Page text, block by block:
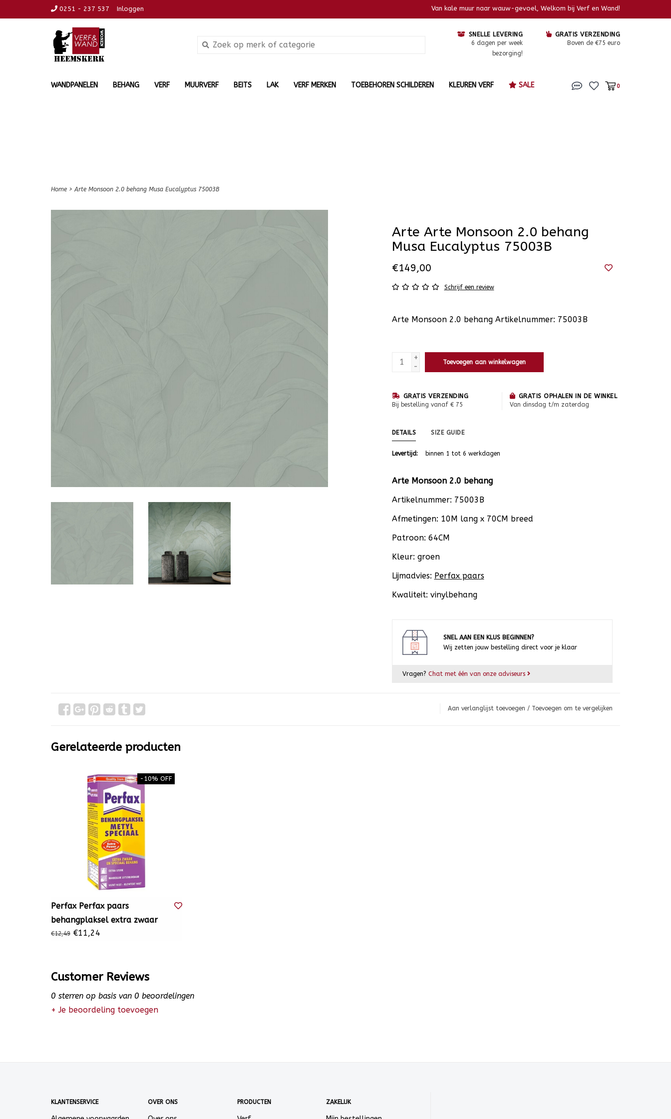
0251 - 237 537 Inloggen Van kale muur naar wauw-gevoel, Welkom bij Verf en Wand!
SNELLE LEVERING
6 dagen per week
bezorging!
GRATIS VERZENDING
Boven de €75 euro
WANDPANELEN BEHANG VERF MUURVERF BEITS LAK VERF MERKEN TOEBEHOREN SCHILDEREN KLEUREN VERF SALE 0
Home > Arte Monsoon 2.0 behang Musa Eucalyptus 75003B
Arte Arte Monsoon 2.0 behang
Musa Eucalyptus 75003B
€149,00
Schrijf een review
Arte Monsoon 2.0 behang Artikelnummer: 75003B
+
-
Toevoegen aan winkelwagen
GRATIS VERZENDING
Bij bestelling vanaf € 75
GRATIS OPHALEN IN DE WINKEL
Van dinsdag t/m zaterdag
DETAILS SIZE GUIDE
Levertijd: binnen 1 tot 6 werkdagen
Arte Monsoon 2.0 behang
Artikelnummer: 75003B
Afmetingen: 10M lang x 70CM breed
Patroon: 64CM
Kleur: groen
Lijmadvies: Perfax paars
Kwaliteit: vinylbehang
SNEL AAN EEN KLUS BEGINNEN?
Wij zetten jouw bestelling direct voor je klaar
Vragen? Chat met één van onze adviseurs
Aan verlanglijst toevoegen / Toevoegen om te vergelijken
Gerelateerde producten
-10% OFF
Perfax Perfax paars
behangplaksel extra zwaar
€12,49 €11,24
Customer Reviews
0 sterren op basis van 0 beoordelingen
+ Je beoordeling toevoegen
KLANTENSERVICE OVER ONS PRODUCTEN ZAKELIJK